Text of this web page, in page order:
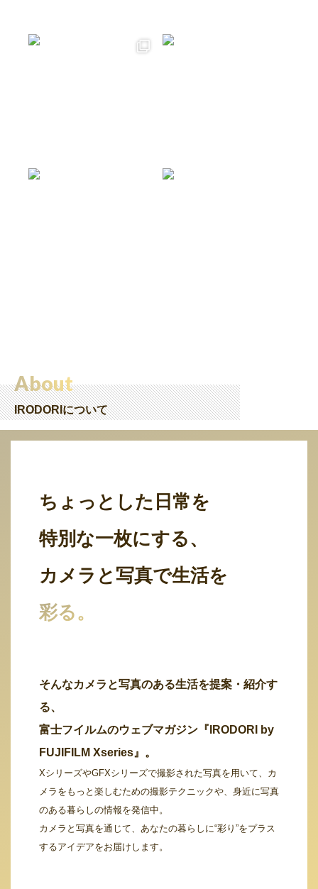
About
IRODORIについて
ちょっとした日常を
特別な一枚にする、
カメラと写真で生活を
彩る。
そんなカメラと写真のある生活を提案・紹介す
る、
富士フイルムのウェブマガジン『IRODORI by
FUJIFILM Xseries』。
XシリーズやGFXシリーズで撮影された写真を用いて、カ
メラをもっと楽しむための撮影テクニックや、身近に写真
のある暮らしの情報を発信中。
カメラと写真を通じて、あなたの暮らしに“彩り”をプラス
するアイデアをお届けします。